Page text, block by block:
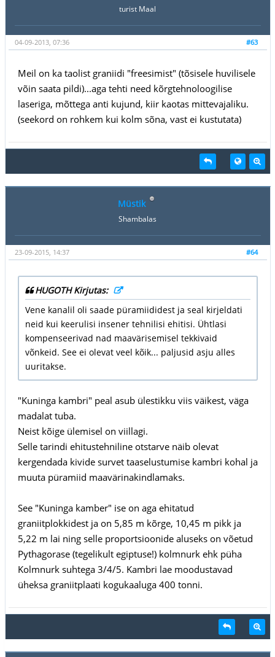
turist Maal
#63
04-09-2013, 07:36
Meil on ka taolist graniidi "freesimist" (tõsisele huvilisele
võin saata pildi)...aga tehti need kõrgtehnoloogilise
laseriga, mõttega anti kujund, kiir kaotas mittevajaliku.
(seekord on rohkem kui kolm sõna, vast ei kustutata)
Müstik
Shambalas
#64
23-09-2015, 14:37
HUGOTH Kirjutas:
Vene kanalil oli saade püramiididest ja seal kirjeldati
neid kui keerulisi insener tehnilisi ehitisi. Ühtlasi
kompenseerivad nad maavärisemisel tekkivaid
võnkeid. See ei olevat veel kõik... paljusid asju alles
uuritakse.
"Kuninga kambri" peal asub ülestikku viis väikest, väga
madalat tuba.
Neist kõige ülemisel on viillagi.
Selle tarindi ehitustehniline otstarve näib olevat
kergendada kivide survet taaselustumise kambri kohal ja
muuta püramiid maavärinakindlamaks.
See "Kuninga kamber" ise on aga ehitatud
graniitplokkidest ja on 5,85 m kõrge, 10,45 m pikk ja
5,22 m lai ning selle proportsioonide aluseks on võetud
Pythagorase (tegelikult egiptuse!) kolmnurk ehk püha
Kolmnurk suhtega 3/4/5. Kambri lae moodustavad
üheksa graniitplaati kogukaaluga 400 tonni.